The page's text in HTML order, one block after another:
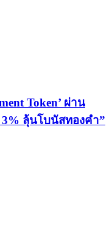
Token’ ผ่าน
ลุ้นโบนัสทองคำ”